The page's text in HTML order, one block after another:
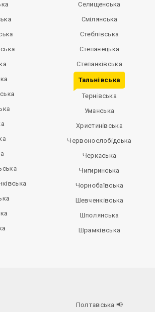
Селищенська
Смілянська
Стеблівська
Степанецька
Степанківська
Тальнівська
Тернівська
Уманська
Христинівська
Червонослобідська
Черкаська
Чигиринська
Чорнобаївська
Шевченківська
Шполянська
Шрамківська
Полтавська 📢